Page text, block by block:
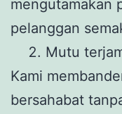
mengutamakan
pelanggan
Mutu
Kami
bersahabat